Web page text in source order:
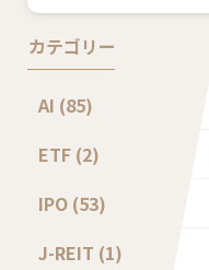
カテゴリー
AI (85)
ETF (2)
IPO (53)
J-REIT (1)